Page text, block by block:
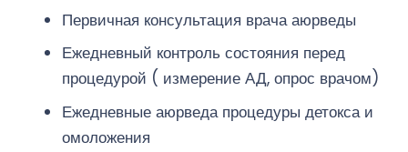
Первичная консультация врача аюрведы
Ежедневный контроль состояния перед
процедурой ( измерение АД, опрос врачом)
Ежедневные аюрведа процедуры детокса и
омоложения